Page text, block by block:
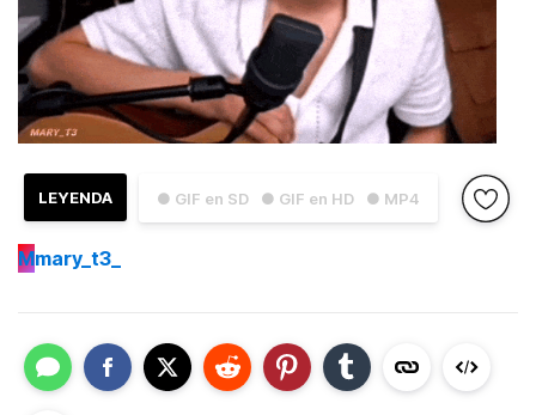
● GIF en SD ● GIF en HD ● MP4
LEYENDA
Mmary_t3_